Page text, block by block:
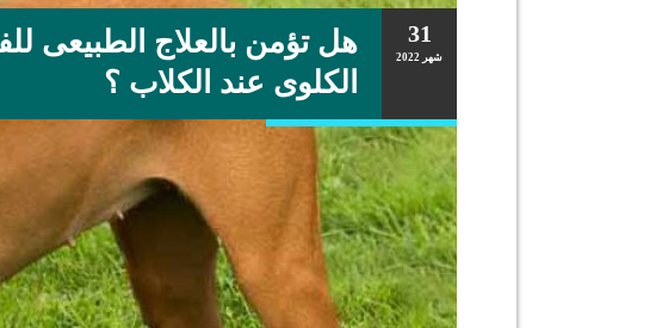
31
شهر 2022
هل تؤمن بالعلاج الطبيعى
الكلوى عند الكلاب ؟